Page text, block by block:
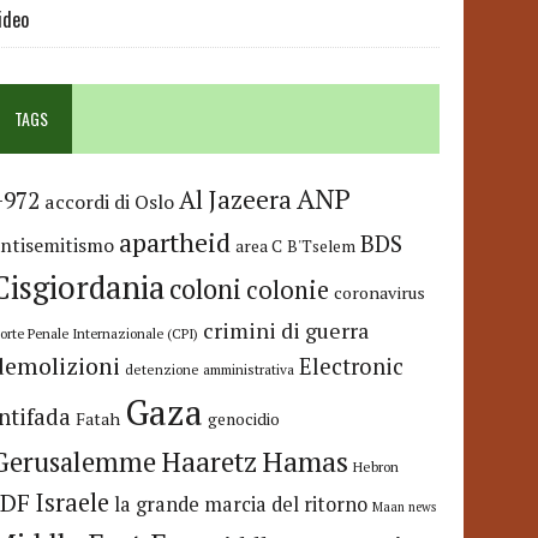
TAGS
accordi di OsloAl JazeeraANP
apartheid area C B'Tselem BDS
coloni colonie coronavirus
Penale Internazionale (CPI) crimini di guerra
detenzione amministrativa Electronic
Fatah Gaza genocidio
HaaretzHamas Hebron
Israele la grande marcia del ritorno Maan news